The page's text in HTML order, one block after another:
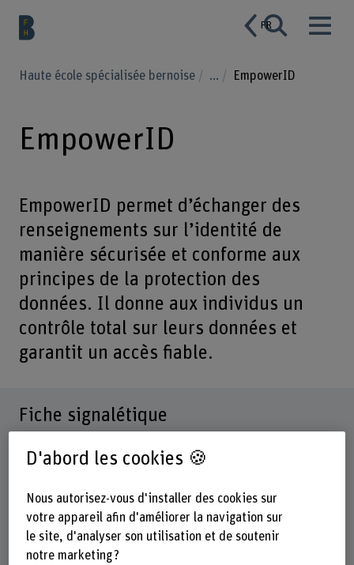
FR
Haute école spécialisée bernoise ... EmpowerID
EmpowerID
EmpowerID permet d’échanger des
renseignements sur l’identité de
manière sécurisée et conforme aux
principes de la protection des
données. Il donne aux individus un
contrôle total sur leurs données et
garantit un accès fiable.
Fiche signalétique
Départements participants
Gestion
Institut(s)
Institute for Data Applications and Security (IDAS)
Institute for Applied Data Science & Finance
D'abord les cookies 🍪
Nous autorisez-vous d'installer des cookies sur
votre appareil afin d'améliorer la navigation sur
le site, d'analyser son utilisation et de soutenir
notre marketing ?